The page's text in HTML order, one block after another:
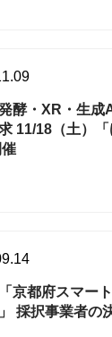
酵・XR・生成
11/18（土）
京都府スマー
採択事業者の